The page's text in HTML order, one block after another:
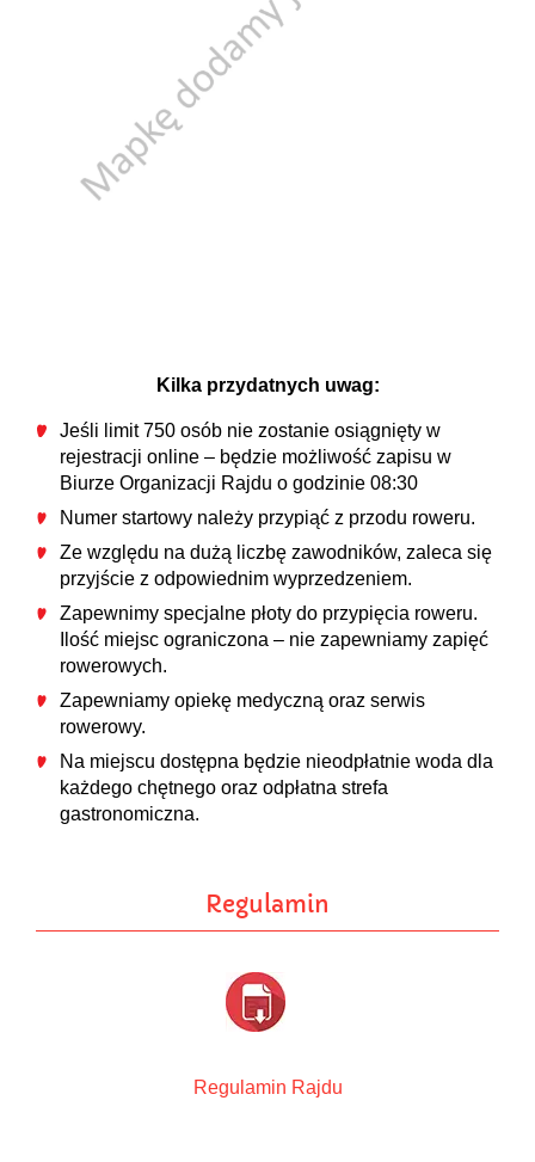
Kilka przydatnych uwag:
Jeśli limit 750 osób nie zostanie osiągnięty w
rejestracji online – będzie możliwość zapisu w
Biurze Organizacji Rajdu o godzinie 08:30
Numer startowy należy przypiąć z przodu roweru.
Ze względu na dużą liczbę zawodników, zaleca się
przyjście z odpowiednim wyprzedzeniem.
Zapewnimy specjalne płoty do przypięcia roweru.
Ilość miejsc ograniczona – nie zapewniamy zapięć
rowerowych.
Zapewniamy opiekę medyczną oraz serwis
rowerowy.
Na miejscu dostępna będzie nieodpłatnie woda dla
każdego chętnego oraz odpłatna strefa
gastronomiczna.
Regulamin
Regulamin Rajdu